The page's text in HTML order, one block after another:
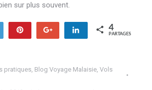
sur plus souvent.
Tweetez Enregistrer Partagez
4
PARTAGES
pratiques, Blog Voyage Malaisie,Vols